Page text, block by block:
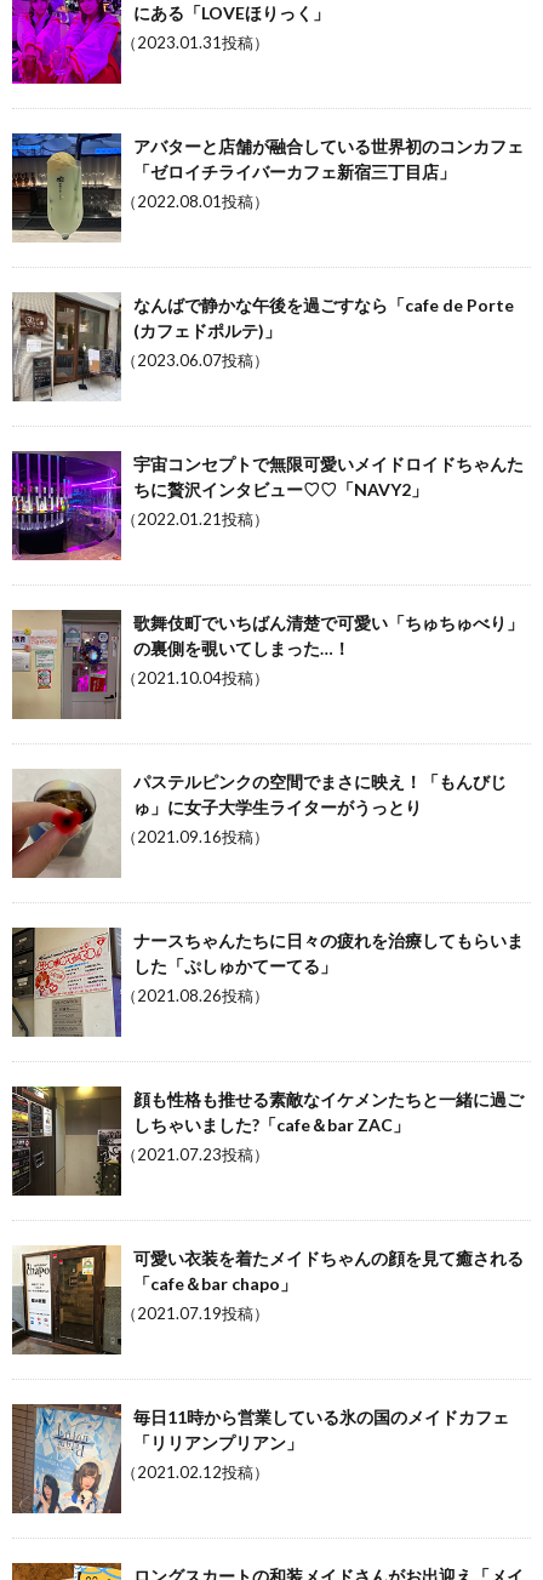
にある「LOVEほりっく」
（2023.01.31投稿）
アバターと店舗が融合している世界初のコンカフェ
「ゼロイチライバーカフェ新宿三丁目店」
（2022.08.01投稿）
なんばで静かな午後を過ごすなら「cafe de Porte
(カフェドポルテ)」
（2023.06.07投稿）
宇宙コンセプトで無限可愛いメイドロイドちゃんた
ちに贅沢インタビュー♡♡「NAVY2」
（2022.01.21投稿）
歌舞伎町でいちばん清楚で可愛い「ちゅちゅべり」
の裏側を覗いてしまった…！
（2021.10.04投稿）
パステルピンクの空間でまさに映え！「もんびじ
ゅ」に女子大学生ライターがうっとり
（2021.09.16投稿）
ナースちゃんたちに日々の疲れを治療してもらいま
した「ぷしゅかてーてる」
（2021.08.26投稿）
顔も性格も推せる素敵なイケメンたちと一緒に過ご
しちゃいました?「cafe＆bar ZAC」
（2021.07.23投稿）
可愛い衣装を着たメイドちゃんの顔を見て癒される
「cafe＆bar chapo」
（2021.07.19投稿）
毎日11時から営業している氷の国のメイドカフェ
「リリアンプリアン」
（2021.02.12投稿）
ロングスカートの和装メイドさんがお出迎え「メイ